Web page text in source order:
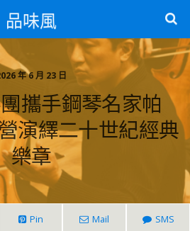
品味風
年 6 月 23 日
攜手鋼琴名家帕
演繹二十世紀經典
樂章
Pin Mail SMS